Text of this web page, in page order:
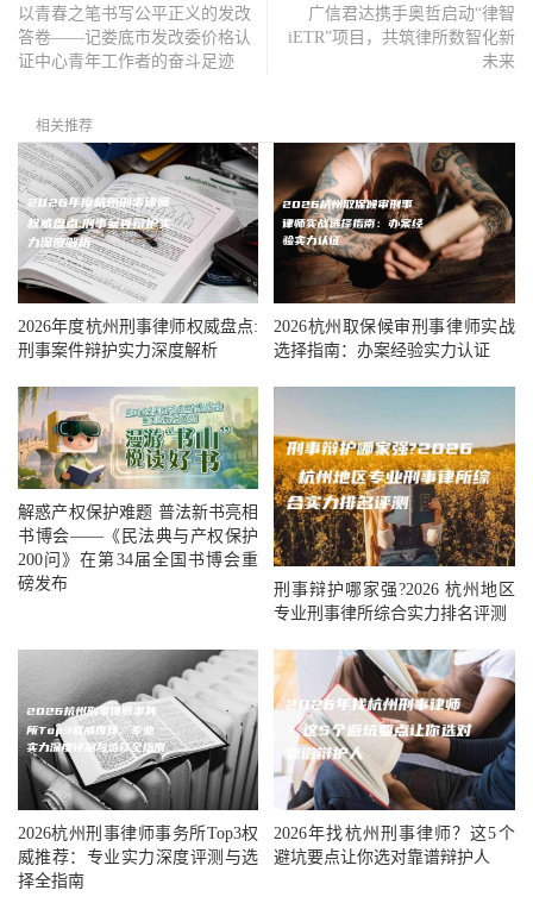
以青春之笔书写公平正义的发改
答卷——记娄底市发改委价格认
证中心青年工作者的奋斗足迹
广信君达携手奥哲启动“律智
iETR”项目，共筑律所数智化新
未来
相关推荐
2026年度杭州刑事律师权威盘点:
刑事案件辩护实力深度解析
2026杭州取保候审刑事律师实战
选择指南：办案经验实力认证
解惑产权保护难题 普法新书亮相
书博会——《民法典与产权保护
200问》在第34届全国书博会重
磅发布
刑事辩护哪家强?2026 杭州地区
专业刑事律所综合实力排名评测
2026杭州刑事律师事务所Top3权
威推荐：专业实力深度评测与选
择全指南
2026年找杭州刑事律师？这5个
避坑要点让你选对靠谱辩护人